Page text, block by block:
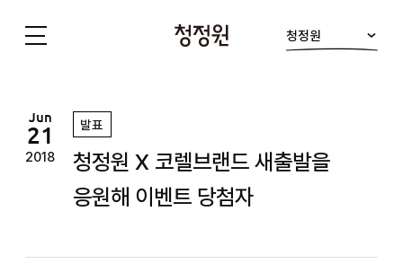
청정원
Jun
21
2018
발표
청정원 X 코렐브랜드 새출발을
응원해 이벤트 당첨자